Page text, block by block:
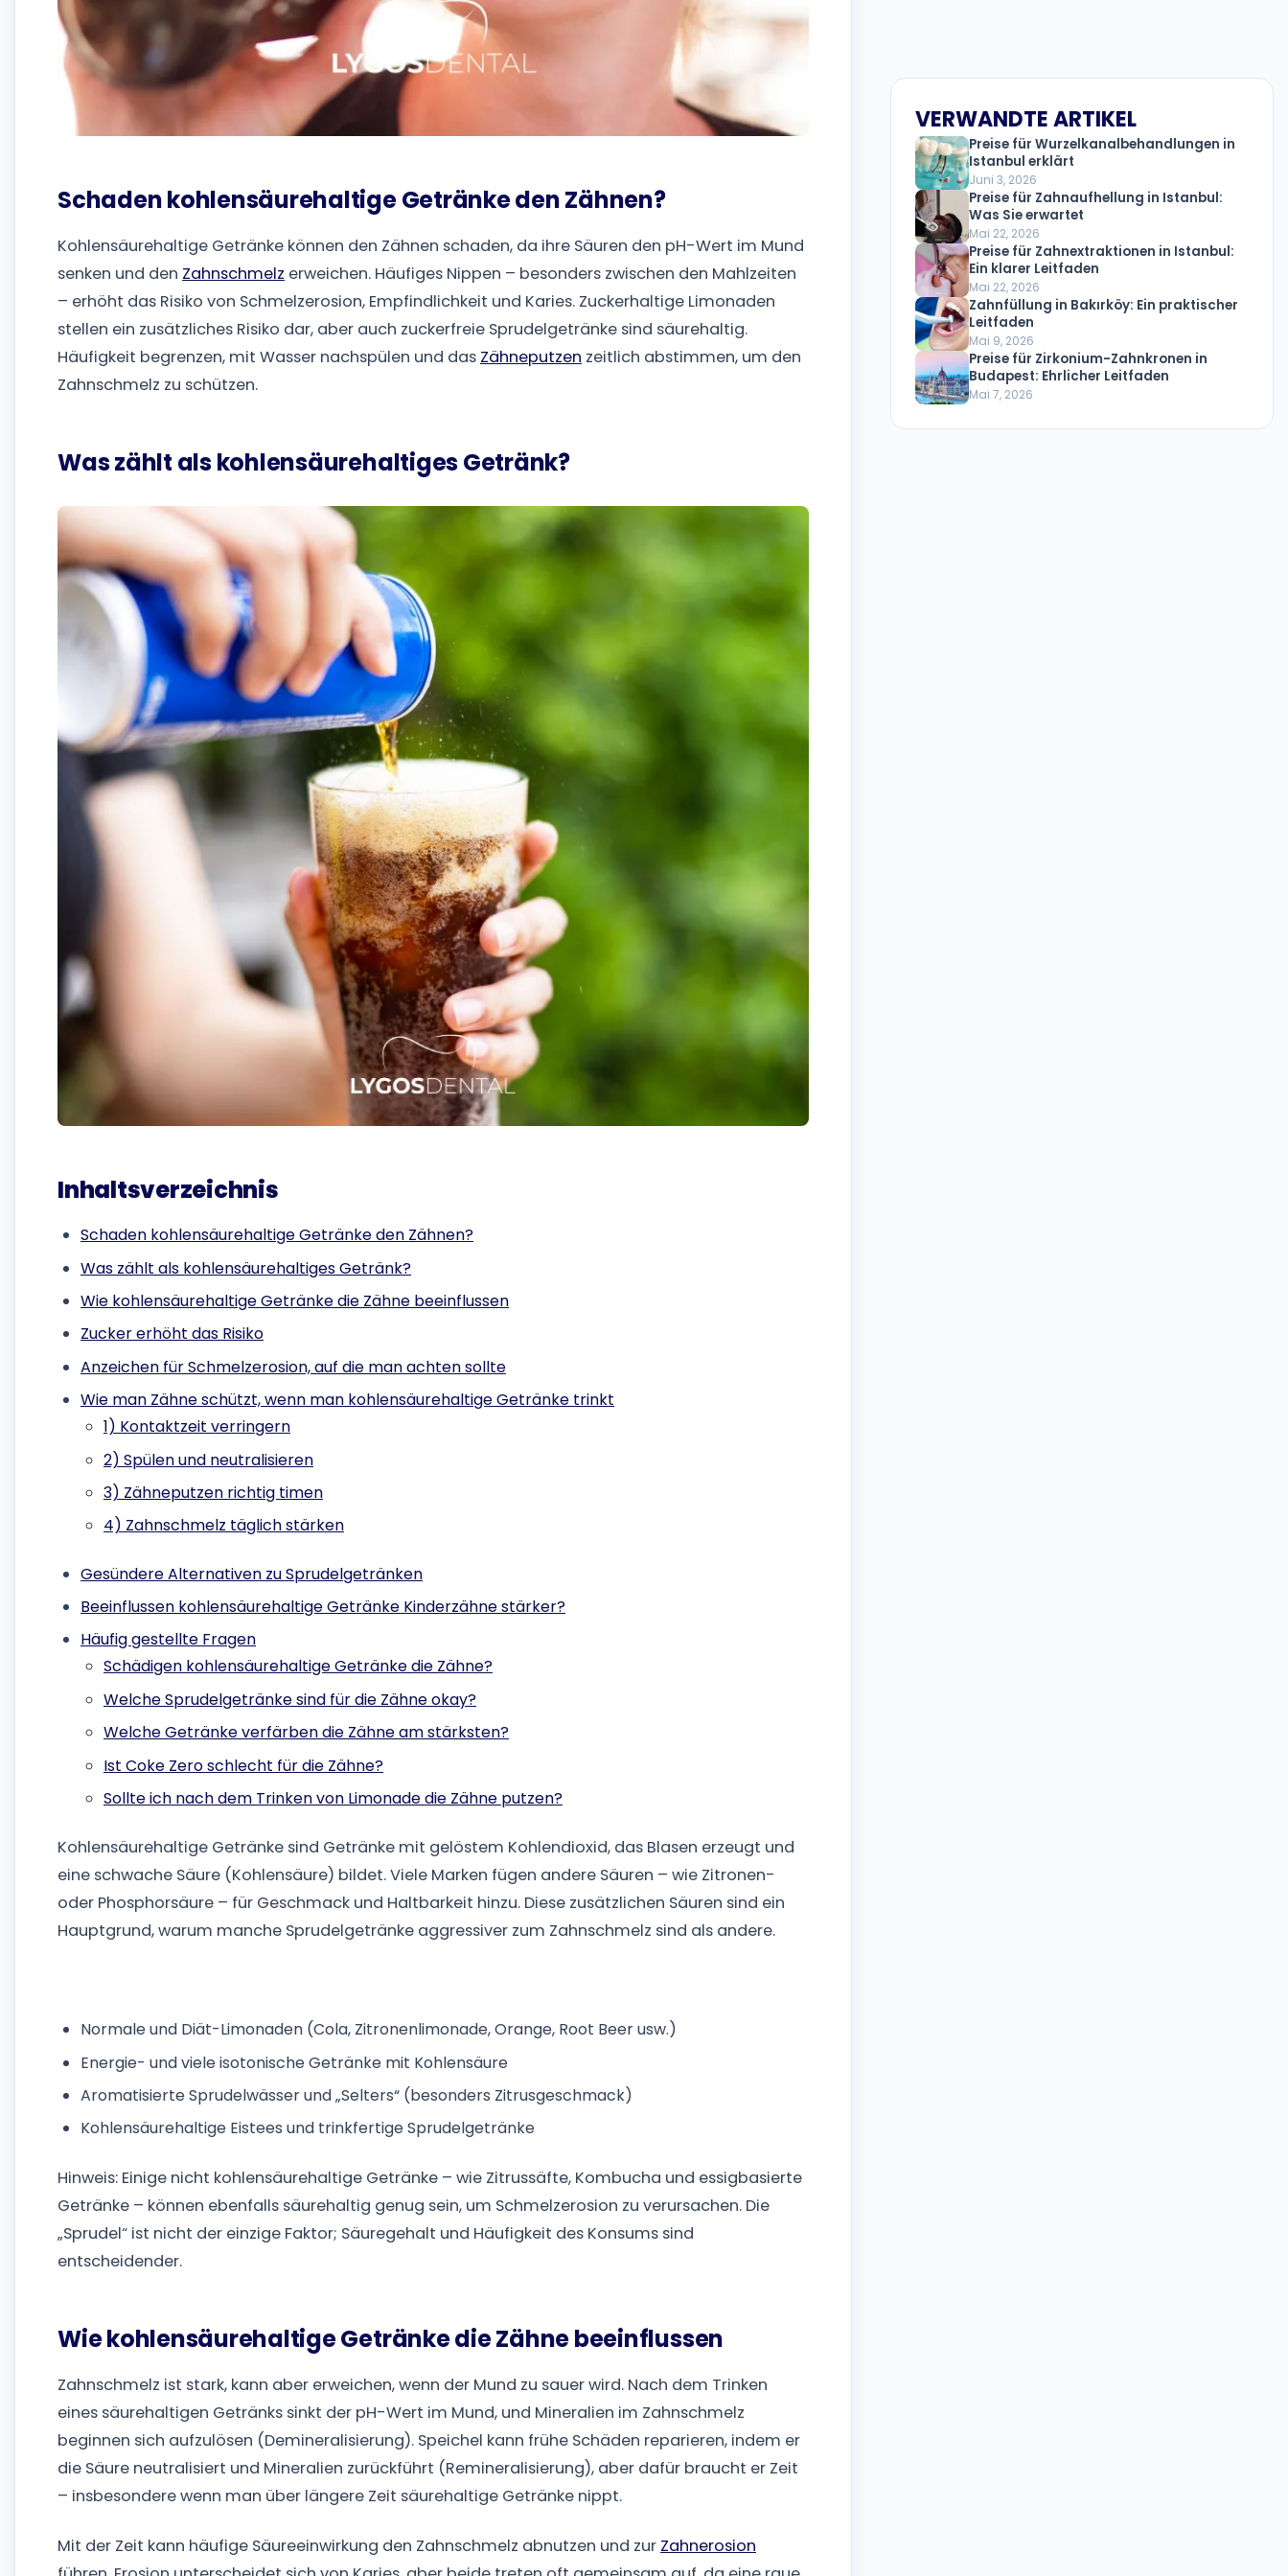
Schaden kohlensäurehaltige Getränke den Zähnen?
Kohlensäurehaltige Getränke können den Zähnen schaden, da ihre Säuren den pH-Wert im Mund
senken und den Zahnschmelz erweichen. Häufiges Nippen – besonders zwischen den Mahlzeiten
– erhöht das Risiko von Schmelzerosion, Empfindlichkeit und Karies. Zuckerhaltige Limonaden
stellen ein zusätzliches Risiko dar, aber auch zuckerfreie Sprudelgetränke sind säurehaltig.
Häufigkeit begrenzen, mit Wasser nachspülen und das Zähneputzen zeitlich abstimmen, um den
Zahnschmelz zu schützen.
Was zählt als kohlensäurehaltiges Getränk?
Inhaltsverzeichnis
Schaden kohlensäurehaltige Getränke den Zähnen?
Was zählt als kohlensäurehaltiges Getränk?
Wie kohlensäurehaltige Getränke die Zähne beeinflussen
Zucker erhöht das Risiko
Anzeichen für Schmelzerosion, auf die man achten sollte
Wie man Zähne schützt, wenn man kohlensäurehaltige Getränke trinkt
1) Kontaktzeit verringern
2) Spülen und neutralisieren
3) Zähneputzen richtig timen
4) Zahnschmelz täglich stärken
Gesündere Alternativen zu Sprudelgetränken
Beeinflussen kohlensäurehaltige Getränke Kinderzähne stärker?
Häufig gestellte Fragen
Schädigen kohlensäurehaltige Getränke die Zähne?
Welche Sprudelgetränke sind für die Zähne okay?
Welche Getränke verfärben die Zähne am stärksten?
Ist Coke Zero schlecht für die Zähne?
Sollte ich nach dem Trinken von Limonade die Zähne putzen?
Kohlensäurehaltige Getränke sind Getränke mit gelöstem Kohlendioxid, das Blasen erzeugt und
eine schwache Säure (Kohlensäure) bildet. Viele Marken fügen andere Säuren – wie Zitronen-
oder Phosphorsäure – für Geschmack und Haltbarkeit hinzu. Diese zusätzlichen Säuren sind ein
Hauptgrund, warum manche Sprudelgetränke aggressiver zum Zahnschmelz sind als andere.
Normale und Diät-Limonaden (Cola, Zitronenlimonade, Orange, Root Beer usw.)
Energie- und viele isotonische Getränke mit Kohlensäure
Aromatisierte Sprudelwässer und „Selters“ (besonders Zitrusgeschmack)
Kohlensäurehaltige Eistees und trinkfertige Sprudelgetränke
Hinweis: Einige nicht kohlensäurehaltige Getränke – wie Zitrussäfte, Kombucha und essigbasierte
Getränke – können ebenfalls säurehaltig genug sein, um Schmelzerosion zu verursachen. Die
„Sprudel“ ist nicht der einzige Faktor; Säuregehalt und Häufigkeit des Konsums sind
entscheidender.
Wie kohlensäurehaltige Getränke die Zähne beeinflussen
Zahnschmelz ist stark, kann aber erweichen, wenn der Mund zu sauer wird. Nach dem Trinken
eines säurehaltigen Getränks sinkt der pH-Wert im Mund, und Mineralien im Zahnschmelz
beginnen sich aufzulösen (Demineralisierung). Speichel kann frühe Schäden reparieren, indem er
die Säure neutralisiert und Mineralien zurückführt (Remineralisierung), aber dafür braucht er Zeit
– insbesondere wenn man über längere Zeit säurehaltige Getränke nippt.
Mit der Zeit kann häufige Säureeinwirkung den Zahnschmelz abnutzen und zur Zahnerosion
VERWANDTE ARTIKEL
Preise für Wurzelkanalbehandlungen in
Istanbul erklärt
Juni 3, 2026
Preise für Zahnaufhellung in Istanbul:
Was Sie erwartet
Mai 22, 2026
Preise für Zahnextraktionen in Istanbul:
Ein klarer Leitfaden
Mai 22, 2026
Zahnfüllung in Bakırköy: Ein praktischer
Leitfaden
Mai 9, 2026
Preise für Zirkonium-Zahnkronen in
Budapest: Ehrlicher Leitfaden
Mai 7, 2026